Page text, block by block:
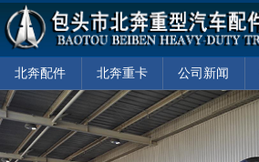
北奔配件 北奔重卡 公司新闻